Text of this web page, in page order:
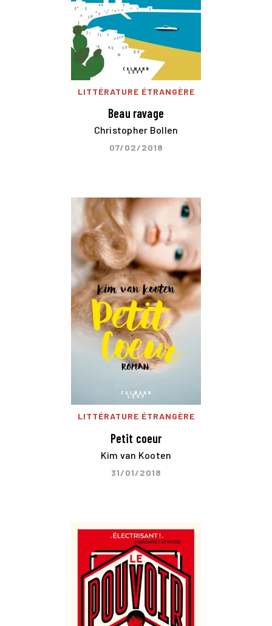
LITTÉRATURE ÉTRANGÈRE
Beau ravage
Christopher Bollen
07/02/2018
LITTÉRATURE ÉTRANGÈRE
Petit coeur
Kim van Kooten
31/01/2018